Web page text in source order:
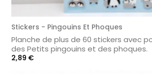
Stickers - Pingouins Et Phoques
Planche de plus de 60 stickers avec
des Petits pingouins et des phoques.
Prix
2,89 €